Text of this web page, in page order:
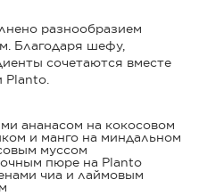
разнообразием
Благодаря шефу,
сочетаются вместе
Planto.
ананасом на кокосовом
и манго на миндальном
муссом
пюре на Planto
чиа и лаймовым